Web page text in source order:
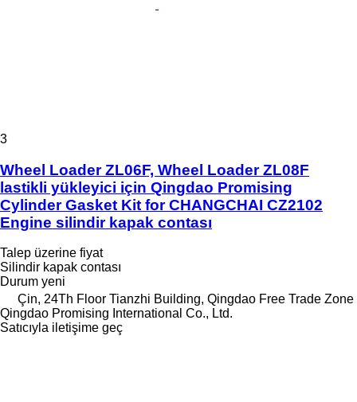
3
Wheel Loader ZL06F, Wheel Loader ZL08F
lastikli yükleyici için Qingdao Promising
Cylinder Gasket Kit for CHANGCHAI CZ2102
Engine silindir kapak contası
Talep üzerine fiyat
Silindir kapak contası
Durum yeni
Çin, 24Th Floor Tianzhi Building, Qingdao Free Trade Zone
Qingdao Promising International Co., Ltd.
Satıcıyla iletişime geç